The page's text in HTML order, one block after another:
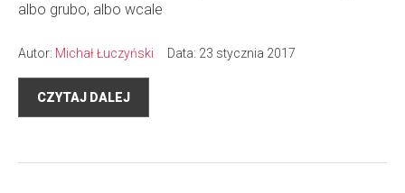
albo grubo, albo wcale
Autor: Michał Łuczyński Data: 23 stycznia 2017
CZYTAJ DALEJ